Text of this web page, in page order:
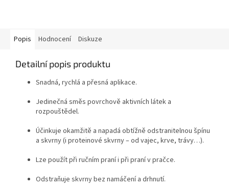
Popis Hodnocení Diskuze
Detailní popis produktu
Snadná, rychlá a přesná aplikace.
Jedinečná směs povrchově aktivních látek a
rozpouštědel.
Účinkuje okamžitě a napadá obtížně odstranitelnou špínu
a skvrny (i proteinové skvrny – od vajec, krve, trávy…).
Lze použít při ručním praní i při praní v pračce.
Odstraňuje skvrny bez namáčení a drhnutí.